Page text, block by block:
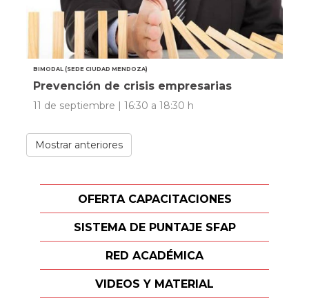
BIMODAL (SEDE CIUDAD MENDOZA)
Prevención de crisis empresarias
11 de septiembre | 16:30 a 18:30 h
Mostrar anteriores
OFERTA CAPACITACIONES
SISTEMA DE PUNTAJE SFAP
RED ACADÉMICA
VIDEOS Y MATERIAL